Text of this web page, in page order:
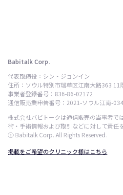
Babitalk Corp.
代表取締役：シン・ジョンイン
住所：ソウル特別市瑞草区江南大路363 11
事業者登録番号：836-86-02172
通信販売業申告番号：2021-ソウル江南-
株式会社バビトークは通信販売の当事者で
術・手術情報および取引などに対して責任
ⓒ Babitalk Corp. All Rights Reserved.
掲載をご希望のクリニック様はこちら